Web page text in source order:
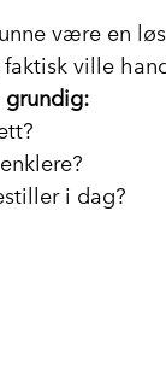
være en
ville
grundig:
i dag?